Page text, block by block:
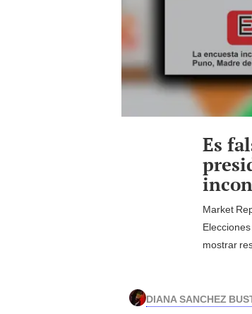
Es
Market
Elecciones
mostrar
DIANA SANCHEZ